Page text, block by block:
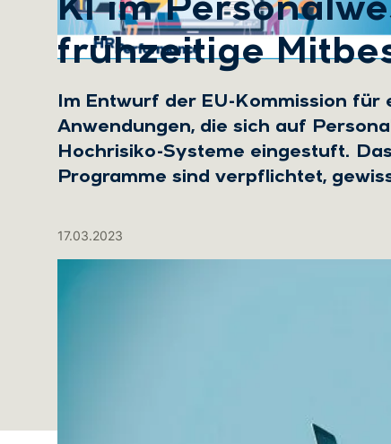
KI im
frühzeitige
Im Entwurf der EU-Kommission für
Anwendungen, die sich auf
Hochrisiko-Systeme eingestuft.
Programme sind verpflichtet,
17.03.2023